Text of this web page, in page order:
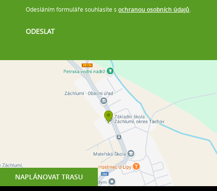
NAPLÁNOVAT TRASU
Odesláním formuláře souhlasíte sochranou osobních údajů